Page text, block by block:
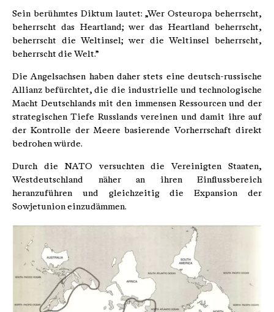
Sein berühmtes Diktum lautet: „Wer Osteuropa beherrscht,
beherrscht das Heartland; wer das Heartland beherrscht,
beherrscht die Weltinsel; wer die Weltinsel beherrscht,
beherrscht die Welt.”
Die Angelsachsen haben daher stets eine deutsch-russische
Allianz befürchtet, die die industrielle und technologische
Macht Deutschlands mit den immensen Ressourcen und der
strategischen Tiefe Russlands vereinen und damit ihre auf
der Kontrolle der Meere basierende Vorherrschaft direkt
bedrohen würde.
Durch die NATO versuchten die Vereinigten Staaten,
Westdeutschland näher an ihren Einflussbereich
heranzuführen und gleichzeitig die Expansion der
Sowjetunion einzudämmen.